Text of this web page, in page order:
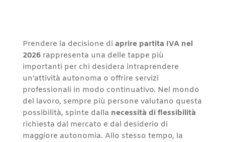
Prendere la decisione di aprire partita IVA nel
2026rappresenta una delle tappe più
importanti per chi desidera intraprendere
un’attività autonoma o offrire servizi
professionali in modo continuativo. Nel mondo
del lavoro, sempre più persone valutano questa
possibilità, spinte dalla necessità di flessibilità
richiesta dal mercato e dal desiderio di
maggiore autonomia. Allo stesso tempo, la